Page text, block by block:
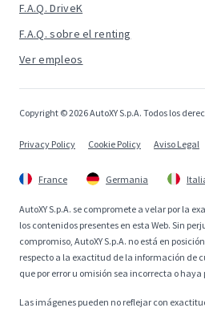
F.A.Q. DriveK
F.A.Q. sobre el renting
Ver empleos
Copyright © 2026 AutoXY S.p.A. Todos los
Privacy Policy Cookie Policy Aviso Legal
France Germania
AutoXY S.p.A. se compromete a velar por la
los contenidos presentes en esta Web. Sin
compromiso, AutoXY S.p.A. no está en
respecto a la exactitud de la información de
que por error u omisión sea incorrecta o
Las imágenes pueden no reflejar con